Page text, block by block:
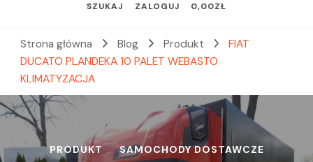
SZUKAJ ZALOGUJ 0,00ZŁ
Strona główna Blog Produkt
FIAT
DUCATO PLANDEKA 10 PALET WEBASTO
KLIMATYZACJA
PRODUKT SAMOCHODY DOSTAWCZE